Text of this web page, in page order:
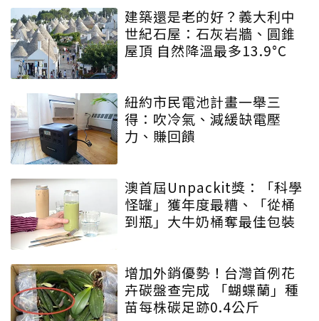
建築還是老的好？義大利中
世紀石屋：石灰岩牆、圓錐
屋頂 自然降溫最多13.9°C
紐約市民電池計畫一舉三
得：吹冷氣、減緩缺電壓
力、賺回饋
澳首屆Unpackit獎：「科學
怪罐」獲年度最糟、「從桶
到瓶」大牛奶桶奪最佳包裝
增加外銷優勢！台灣首例花
卉碳盤查完成 「蝴蝶蘭」種
苗每株碳足跡0.4公斤